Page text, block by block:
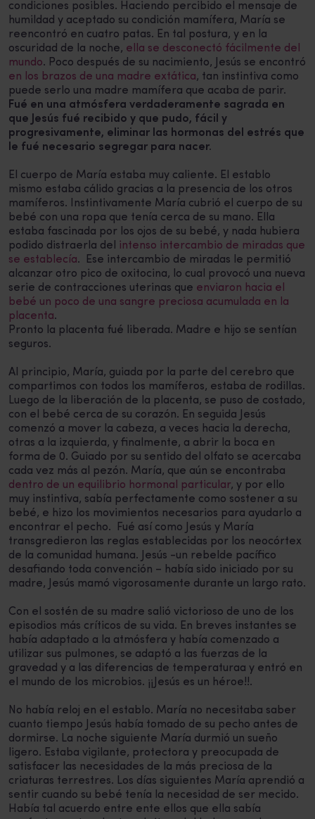
condiciones posibles. Haciendo percibido el mensaje de
humildad y aceptado su condición mamífera, María se
reencontró en cuatro patas. En tal postura, y en la
oscuridad de la noche, ella se desconectó fácilmente del
mundo. Poco después de su nacimiento, Jesús se encontró
en los brazos de una madre extática, tan instintiva como
puede serlo una madre mamífera que acaba de parir.
Fué en una atmósfera verdaderamente sagrada en
que Jesús fué recibido y que pudo, fácil y
progresivamente, eliminar las hormonas del estrés que
le fué necesario segregar para nacer.
El cuerpo de María estaba muy caliente. El establo
mismo estaba cálido gracias a la presencia de los otros
mamíferos. Instintivamente María cubrió el cuerpo de su
bebé con una ropa que tenía cerca de su mano. Ella
estaba fascinada por los ojos de su bebé, y nada hubiera
podido distraerla del intenso intercambio de miradas que
se establecía. Ese intercambio de miradas le permitió
alcanzar otro pico de oxitocina, lo cual provocó una nueva
serie de contracciones uterinas que enviaron hacia el
bebé un poco de una sangre preciosa acumulada en la
placenta.
Pronto la placenta fué liberada. Madre e hijo se sentían
seguros.
Al principio, María, guiada por la parte del cerebro que
compartimos con todos los mamíferos, estaba de rodillas.
Luego de la liberación de la placenta, se puso de costado,
con el bebé cerca de su corazón. En seguida Jesús
comenzó a mover la cabeza, a veces hacia la derecha,
otras a la izquierda, y finalmente, a abrir la boca en
forma de 0. Guiado por su sentido del olfato se acercaba
cada vez más al pezón. María, que aún se encontraba
dentro de un equilibrio hormonal particular, y por ello
muy instintiva, sabía perfectamente como sostener a su
bebé, e hizo los movimientos necesarios para ayudarlo a
encontrar el pecho. Fué así como Jesús y María
transgredieron las reglas establecidas por los neocórtex
de la comunidad humana. Jesús -un rebelde pacífico
desafiando toda convención – había sido iniciado por su
madre, Jesús mamó vigorosamente durante un largo rato.
Con el sostén de su madre salió victorioso de uno de los
episodios más críticos de su vida. En breves instantes se
había adaptado a la atmósfera y había comenzado a
utilizar sus pulmones, se adaptó a las fuerzas de la
gravedad y a las diferencias de temperaturaa y entró en
el mundo de los microbios. ¡¡Jesús es un héroe!!.
No había reloj en el establo. María no necesitaba saber
cuanto tiempo Jesús había tomado de su pecho antes de
dormirse. La noche siguiente María durmió un sueño
ligero. Estaba vigilante, protectora y preocupada de
satisfacer las necesidades de la más preciosa de la
criaturas terrestres. Los días siguientes María aprendió a
sentir cuando su bebé tenía la necesidad de ser mecido.
Había tal acuerdo entre ente ellos que ella sabía